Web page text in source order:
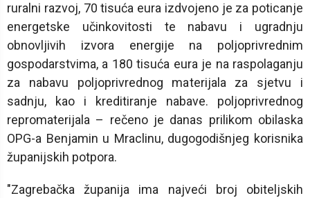
ruralni razvoj, 70 tisuća eura izdvojeno je za poticanje
energetske učinkovitosti te nabavu i ugradnju
obnovljivih izvora energije na poljoprivrednim
gospodarstvima, a 180 tisuća eura je na raspolaganju
za nabavu poljoprivrednog materijala za sjetvu i
sadnju, kao i kreditiranje nabave. poljoprivrednog
repromaterijala – rečeno je danas prilikom obilaska
OPG-a Benjamin u Mraclinu, dugogodišnjeg korisnika
županijskih potpora.
"Zagrebačka županija ima najveći broj obiteljskih